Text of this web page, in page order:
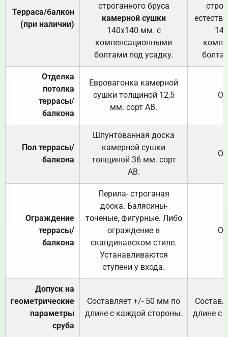
Терраса/балкон
(при наличии)
строганного бруса
камерной сушки
140х140 мм. с
компенсационными
болтами под усадку.
Отделка
потолка
террасы/
балкона
Евровагонка камерной
сушки толщиной 12,5
мм. сорт АВ.
Пол террасы/
балкона
Шпунтованная доска
камерной сушки
толщиной 36 мм. сорт
АВ.
Ограждение
террасы/
балкона
Перила- строганая
доска. Балясины-
точеные, фигурные. Либо
ограждение в
скандинавском стиле.
Устанавливаются
ступени у входа.
Допуск на
геометрические
параметры
сруба
Составляет +/- 50 мм по
длине с каждой стороны.
длине с